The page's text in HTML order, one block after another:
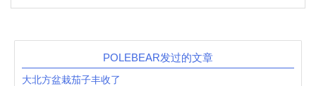
POLEBEAR发过的文章
大北方盆栽茄子丰收了